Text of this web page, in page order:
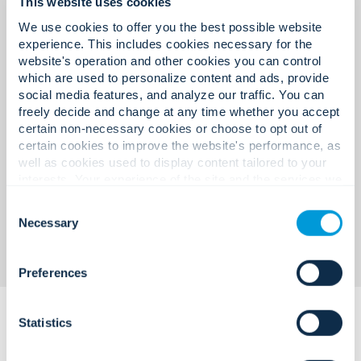
We use cookies to offer you the best possible website
experience. This includes cookies necessary for the
website's operation and other cookies you can control
which are used to personalize content and ads, provide
social media features, and analyze our traffic. You can
freely decide and change at any time whether you accept
certain non-necessary cookies or choose to opt out of
certain cookies to improve the website's performance, as
well as cookies used to display content tailored to your
cookies. Click "Show details" below for more information
about who we share your information with.
Selection
Necessary
Preferences
Statistics
(FSED)
Soluciones de control de acceso, videovigilancia,
seguridad de vida y comunicaciones de
emergencia diseñadas para respaldar la
seguridad del paciente, la protección del
personal y las operaciones compatibles.